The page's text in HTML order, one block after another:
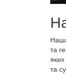
та
та